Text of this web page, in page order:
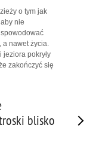
o tym jak
nie
nawet życia.
jeziora pokryły
zakończyć się
blisko